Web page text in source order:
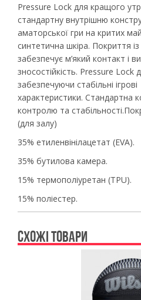
Pressure Lock для кращого
стандартну внутрішню
аматорської гри на критих
синтетична шкіра. Покриття
забезпечує м’який контакт і
зносостійкість. Pressure Lock
забезпечуючи стабільні ігрові
характеристики. Стандартна
контролю та стабільності.
(для залу)
35% етиленвінілацетат (EVA).
35% бутилова камера.
15% термополіуретан (TPU).
15% поліестер.
СХОЖІ ТОВАРИ